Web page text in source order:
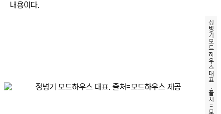
내용이다.
정
병
기
모
드
하
우
스
대
표
출
처
=
모